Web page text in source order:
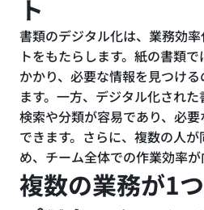
ト
書類のデジタル化は、業務効
トをもたらします。紙の書類
かかり、必要な情報を見つけ
ます。一方、デジタル化され
検索や分類が容易であり、必
できます。さらに、複数の人
め、チーム全体での作業効率が
複数の業務が1